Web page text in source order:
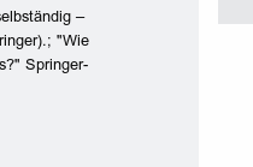
–
"Wie
Springer-